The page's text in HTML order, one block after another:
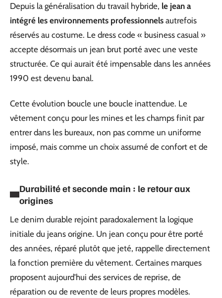
Depuis la généralisation du travail hybride, le jean a
intégré les environnements professionnels autrefois
réservés au costume. Le dress code « business casual »
accepte désormais un jean brut porté avec une veste
structurée. Ce qui aurait été impensable dans les années
1990 est devenu banal.
Cette évolution boucle une boucle inattendue. Le
vêtement conçu pour les mines et les champs finit par
entrer dans les bureaux, non pas comme un uniforme
imposé, mais comme un choix assumé de confort et de
style.
Durabilité et seconde main : le retour aux
origines
Le denim durable rejoint paradoxalement la logique
initiale du jeans origine. Un jean conçu pour être porté
des années, réparé plutôt que jeté, rappelle directement
la fonction première du vêtement. Certaines marques
proposent aujourd’hui des services de reprise, de
réparation ou de revente de leurs propres modèles.